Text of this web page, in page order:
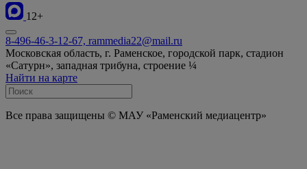
12+
8-496-46-3-12-67, rammedia22@mail.ru
Московская область, г. Раменское, городской парк, стадион
«Сатурн», западная трибуна, строение ¼
Найти на карте
Все права защищены © МАУ «Раменский медиацентр»